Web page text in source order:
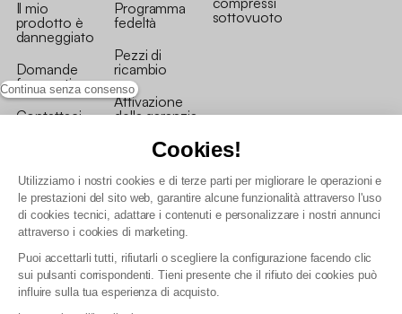
Continua senza consenso
Cookies!
Utilizziamo i nostri cookies e di terze parti per migliorare le operazioni e
le prestazioni del sito web, garantire alcune funzionalità attraverso l'uso
di cookies tecnici, adattare i contenuti e personalizzare i nostri annunci
attraverso i cookies di marketing.
Puoi accettarli tutti, rifiutarli o scegliere la configurazione facendo clic
sui pulsanti corrispondenti. Tieni presente che il rifiuto dei cookies può
influire sulla tua esperienza di acquisto.
Il mio
prodotto è
danneggiato
Domande
frequenti
Contattaci
Programma
fedeltà
Pezzi di
ricambio
Attivazione
della garanzia
sottovuoto
Condizioni generali vendita
Politica di gestione dei dati personali e dei cookie
Condizioni generali di vendita per clienti professionali
Dichiarazione di accessibilità